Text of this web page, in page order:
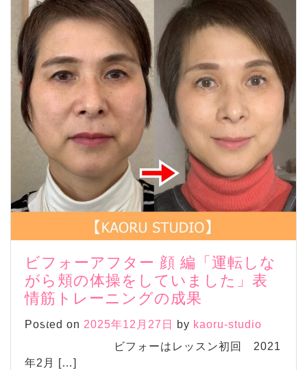
ビフォーアフター 顔 編「運転しな
がら頬の体操をしていました」表
情筋トレーニングの成果
Posted on 2025年12月27日 by kaoru-studio
ビフォーはレッスン初回 2021
年2月 […]